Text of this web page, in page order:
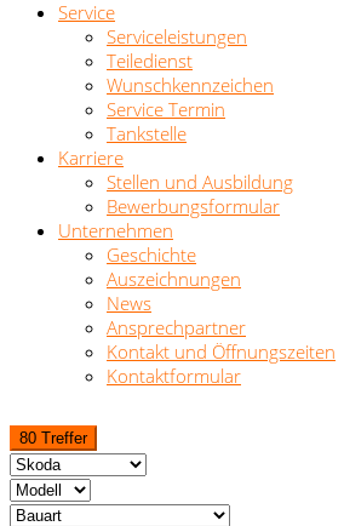
Service
Serviceleistungen
Teiledienst
Wunschkennzeichen
Service Termin
Tankstelle
Karriere
Stellen und Ausbildung
Bewerbungsformular
Unternehmen
Geschichte
Auszeichnungen
News
Ansprechpartner
Kontakt und Öffnungszeiten
Kontaktformular
80 Treffer